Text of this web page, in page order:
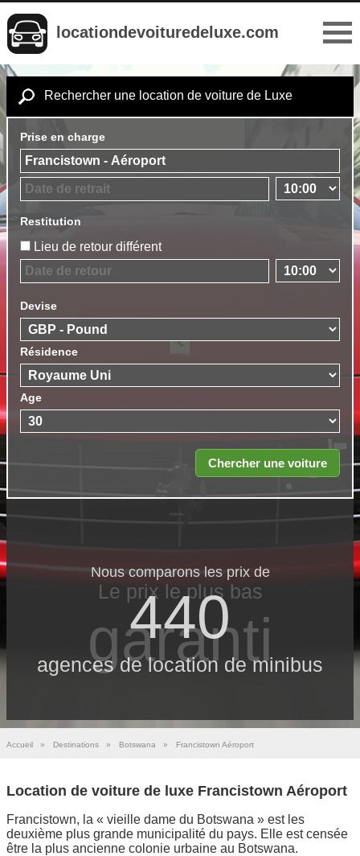
locationdevoituredeluxe.com
Rechercher une location de voiture de Luxe
Prise en charge
Restitution
Lieu de retour différent
Devise
Résidence
Age
Nous comparons les prix de
440
agences de location de minibus
Le prix le​ plus bas
garanti
Accueil » Destinations » Botswana » Francistown Aéroport
Location de voiture de luxe Francistown Aéroport
Francistown, la « vieille dame du Botswana » est les
deuxième plus grande municipalité du pays. Elle est censée
être la plus ancienne colonie urbaine au Botswana.